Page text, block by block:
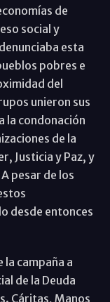
de
social y
esta
pobres e
del
unieron sus
la condonación
de la
Justicia y Paz, y
pesar de los
desde entonces
la campaña a
de la Deuda
Cáritas, Manos